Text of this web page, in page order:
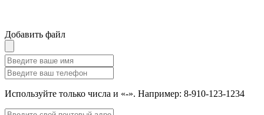
Добавить файл
Используйте только числа и «-». Например: 8-910-123-1234